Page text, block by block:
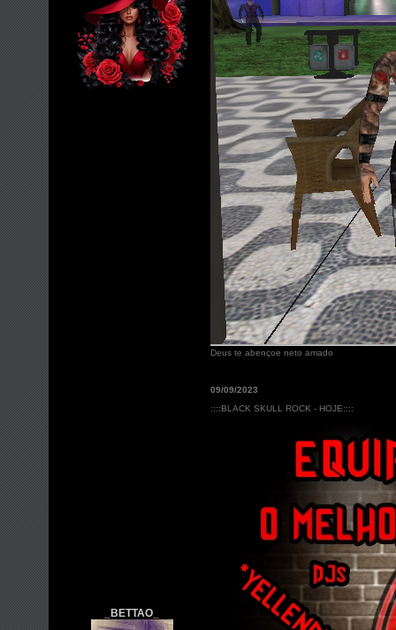
Deus te abençoe neto amado
_BETTAO_
09/09/2023
::::BLACK SKULL ROCK - HOJE::::